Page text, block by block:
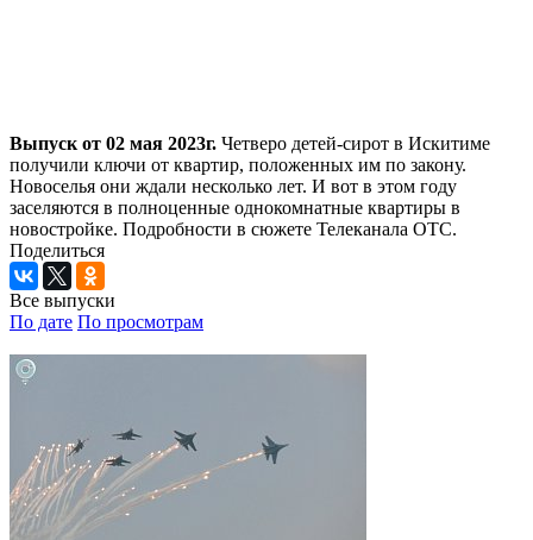
Выпуск от 02 мая 2023г. Четверо детей-сирот в Искитиме
получили ключи от квартир, положенных им по закону.
Новоселья они ждали несколько лет. И вот в этом году
заселяются в полноценные однокомнатные квартиры в
новостройке. Подробности в сюжете Телеканала ОТС.
Поделиться
Все выпуски
По дате По просмотрам